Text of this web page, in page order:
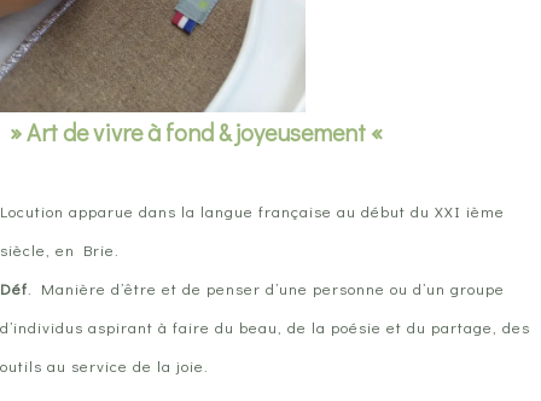
» Art de vivre à fond & joyeusement «
Locution apparue dans la langue française au début du XXI ième
siècle, en Brie.
Déf. Manière d’être et de penser d’une personne ou d’un groupe
d’individus aspirant à faire du beau, de la poésie et du partage, des
outils au service de la joie.